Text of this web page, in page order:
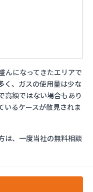
んになってきたエリアで
く、ガスの使用量は少な
高額ではない場合もあり
いるケースが散見されま
は、一度当社の無料相談